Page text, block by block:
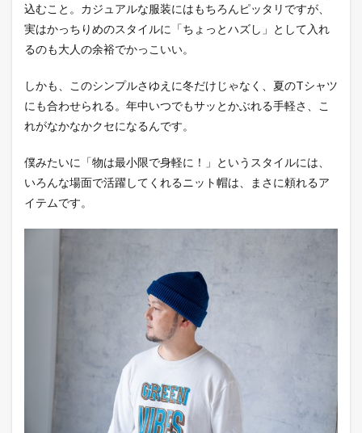
2
肝心
なの
は、
ぱり
かぶ
地
通」、
でもそ
い
込むこと。カジュアルな服装にはもちろんピッタリですが、
実はかっちりめのスタイルに「ちょっとハズし」として入れ
るのも大人の余裕でかっこいい。
しかも、このシンプルさゆえに冬だけじゃなく、夏のTシャツ
にも合わせられる。年中いつでもサッとかぶれる手軽さ、こ
れがなかなかクセになるんです。
僕みたいに「物は最小限で身軽に！」というスタイルには、
いろんな場面で活躍してくれるニット帽は、まさに頼れるア
イテムです。